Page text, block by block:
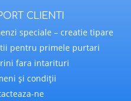
CLIENTI
speciale – creatie tipare
pentru primele purtari
fara intarituri
și condiții
ne